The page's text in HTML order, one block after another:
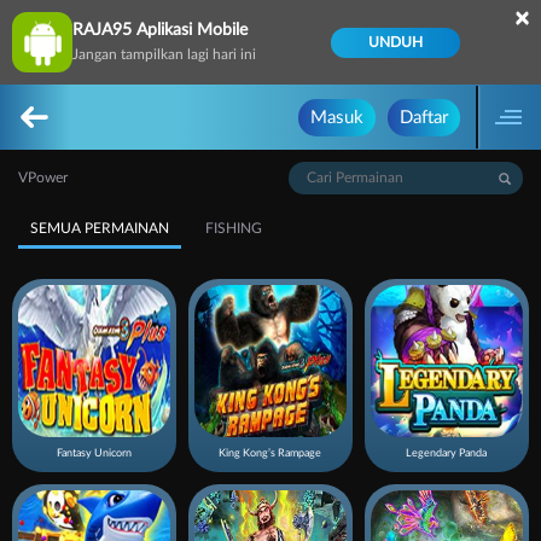
RAJA95 Aplikasi Mobile
Jangan tampilkan lagi hari ini
UNDUH
×
Masuk Daftar
VPower
SEMUA PERMAINAN FISHING
Fantasy Unicorn King Kong’s Rampage Legendary Panda